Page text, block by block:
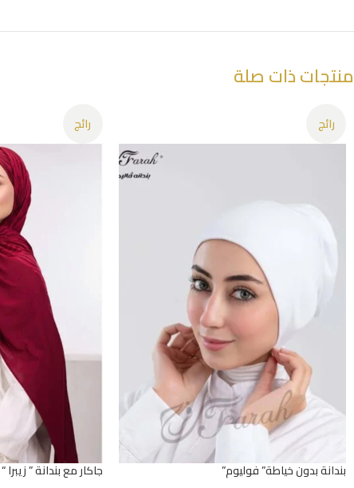
منتجات ذات صلة
رائج
بندانة بدون خياطة” فوليوم”
رائج
جاكار مع بندانة ” زيبرا “